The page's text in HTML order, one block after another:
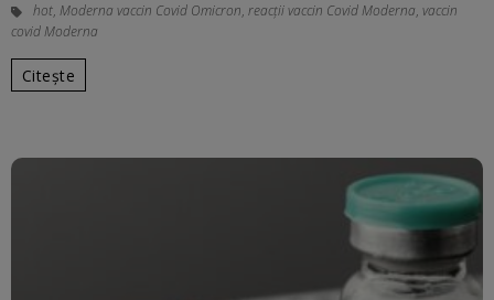
hot, Moderna vaccin Covid Omicron, reacții vaccin Covid Moderna, vaccin
covid Moderna
Citește